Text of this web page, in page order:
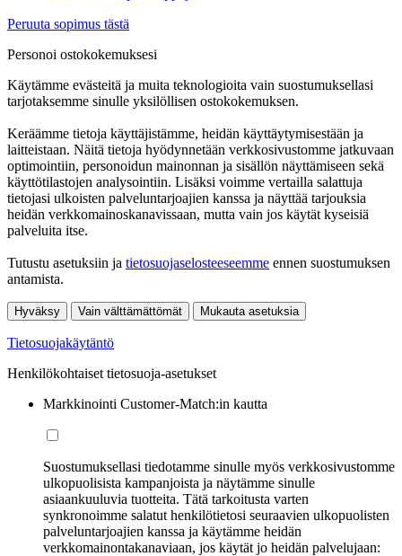
Peruuta sopimus tästä
Personoi ostokokemuksesi
Käytämme evästeitä ja muita teknologioita vain suostumuksellasi
tarjotaksemme sinulle yksilöllisen ostokokemuksen.
Keräämme tietoja käyttäjistämme, heidän käyttäytymisestään ja
laitteistaan. Näitä tietoja hyödynnetään verkkosivustomme jatkuvaan
optimointiin, personoidun mainonnan ja sisällön näyttämiseen sekä
käyttötilastojen analysointiin. Lisäksi voimme vertailla salattuja
tietojasi ulkoisten palveluntarjoajien kanssa ja näyttää tarjouksia
heidän verkkomainoskanavissaan, mutta vain jos käytät kyseisiä
palveluita itse.
Tutustu asetuksiin ja tietosuojaselosteeseemme ennen suostumuksen
antamista.
Hyväksy Vain välttämättömät Mukauta asetuksia
Tietosuojakäytäntö
Henkilökohtaiset tietosuoja-asetukset
Markkinointi Customer-Match:in kautta
Suostumuksellasi tiedotamme sinulle myös verkkosivustomme
ulkopuolisista kampanjoista ja näytämme sinulle
asiaankuuluvia tuotteita. Tätä tarkoitusta varten
synkronoimme salatut henkilötietosi seuraavien ulkopuolisten
palveluntarjoajien kanssa ja käytämme heidän
verkkomainontakanaviaan, jos käytät jo heidän palvelujaan: